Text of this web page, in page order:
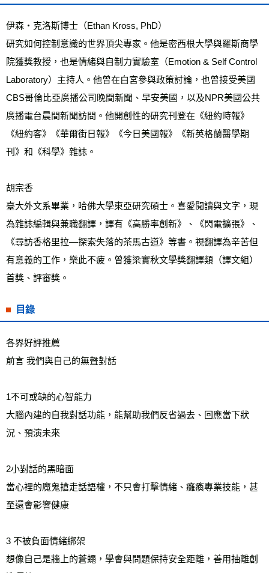
伊森‧克洛斯博士（Ethan Kross, PhD）
研究如何控制意識的世界頂尖專家。他是密西根大學與羅斯商學
院獲獎教授，也是情緒與自制力實驗室（Emotion & Self Control
Laboratory）主持人。他曾在白宮參與政策討論，也曾接受美國
CBS哥倫比亞廣播公司晚間新聞、早安美國，以及NPR美國公共
廣播電台晨間新聞訪問。他開創性的研究刊登在《紐約時報》
《紐約客》《華爾街日報》《今日美國報》《新英格蘭醫學期
刊》和《科學》雜誌。
胡宗香
臺大外文系畢業，哈佛大學東亞研究碩士。喜愛閱讀與文字，現
為雜誌編輯與兼職翻譯，譯有《高勝率創新》、《閃電擴張》、
《尋訪香格里拉—探索失落的茶馬古道》等書。視翻譯為辛苦但
有意義的工作，樂此不疲。曾獲梁實秋文學獎翻譯類（譯文組）
首獎、評審獎。
目錄
各界好評推薦
前言 我們與自己的無聲對話
1不可或缺的心智能力
大腦內建的自我對話功能，能幫助我們反省過去、回應當下狀
況、預演未來
2小對話的黑暗面
當心裡的魔鬼搶走話語權，不只會打擊情緒、癱瘓專業技能，甚
至還會影響健康
3 不被負面情緒綁架
想像自己是牆上的蒼蠅，學會與問題保持安全距離，善用抽離創